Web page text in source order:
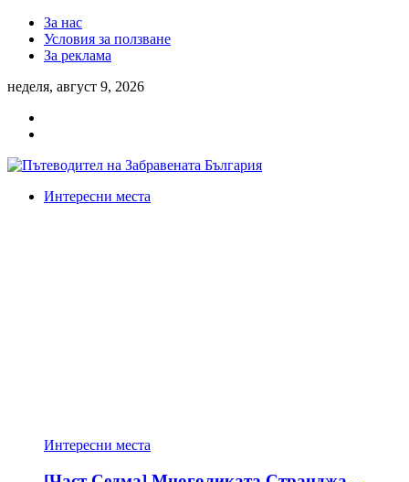
За нас
Условия за ползване
За реклама
неделя, август 9, 2026
Интересни места
Интересни места